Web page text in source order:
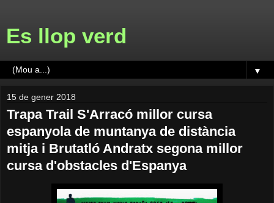
Es llop verd
▼
15 de gener 2018
Trapa Trail S'Arracó millor cursa
espanyola de muntanya de distància
mitja i Brutatló Andratx segona millor
cursa d'obstacles d'Espanya